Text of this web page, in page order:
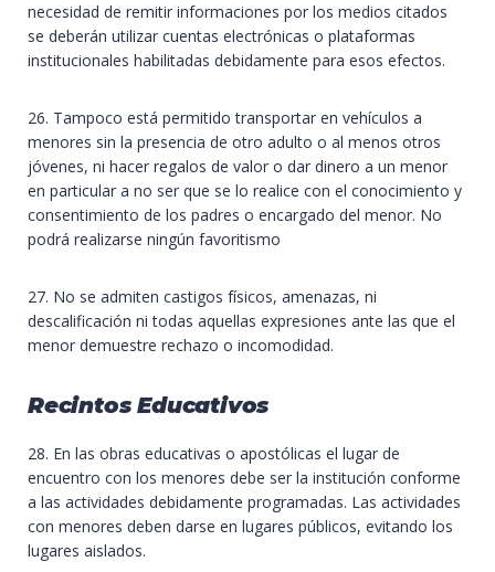
necesidad de remitir informaciones por los medios citados
se deberán utilizar cuentas electrónicas o plataformas
institucionales habilitadas debidamente para esos efectos.
26. Tampoco está permitido transportar en vehículos a
menores sin la presencia de otro adulto o al menos otros
jóvenes, ni hacer regalos de valor o dar dinero a un menor
en particular a no ser que se lo realice con el conocimiento y
consentimiento de los padres o encargado del menor. No
podrá realizarse ningún favoritismo
27. No se admiten castigos físicos, amenazas, ni
descalificación ni todas aquellas expresiones ante las que el
menor demuestre rechazo o incomodidad.
Recintos Educativos
28. En las obras educativas o apostólicas el lugar de
encuentro con los menores debe ser la institución conforme
a las actividades debidamente programadas. Las actividades
con menores deben darse en lugares públicos, evitando los
lugares aislados.